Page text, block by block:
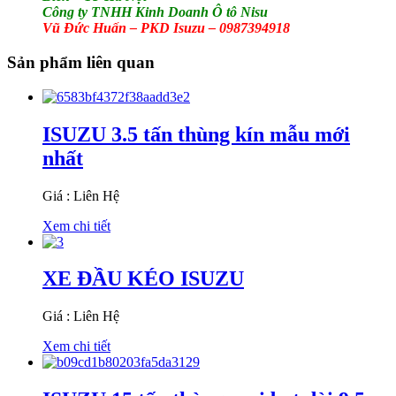
Công ty TNHH Kinh Doanh Ô tô Nisu
Vũ Đức Huấn – PKD Isuzu – 0987394918
Sản phẩm liên quan
ISUZU 3.5 tấn thùng kín mẫu mới
nhất
Giá : Liên Hệ
Xem chi tiết
XE ĐẦU KÉO ISUZU
Giá : Liên Hệ
Xem chi tiết